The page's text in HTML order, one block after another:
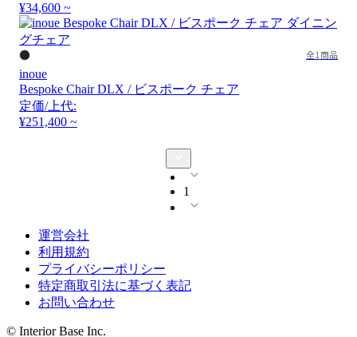
¥34,600 ~
全1商品
inoue
Bespoke Chair DLX / ビスポーク チェア
定価/上代:
¥251,400 ~
1
運営会社
利用規約
プライバシーポリシー
特定商取引法に基づく表記
お問い合わせ
© Interior Base Inc.